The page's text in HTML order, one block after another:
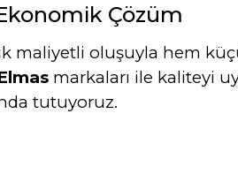
Çözüm
maliyetli oluşuyla hem
markaları ile kaliteyi
tutuyoruz.